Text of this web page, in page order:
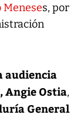
s, por
audiencia
Angie Ostia,
General